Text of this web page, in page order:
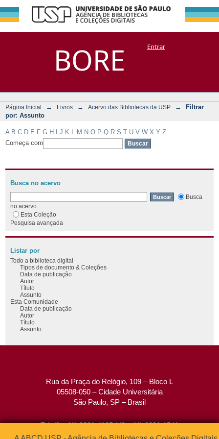
BORE
Filtrar por:
Assunto
DSpace/Manakin + CoriscoEntrar
Página Inicial → Livros → Acervo das Bibliotecas da USP →
Filtrar
por: Assunto
A B C D E F G H J K M N O P Q R S T U V W X Y Z
Começa com
Busca no acervo
Busca
no acervo
Esta Coleção
Pesquisa avançada
Listar por
Todo a biblioteca digital
Tipos de documento & Coleções
Data de publicação
Autor
Título
Assunto
Esta Comunidade
Data de publicação
Autor
Título
Assunto
Rua da Praça do Relógio, 109 – Bloco L
05508-050 – Cidade Universitária
São Paulo, SP – Brasil
Tel: (0xx11) 3091-4195 / (0xx11) 3091-1541
Fax: (0xx11) 3091-1567